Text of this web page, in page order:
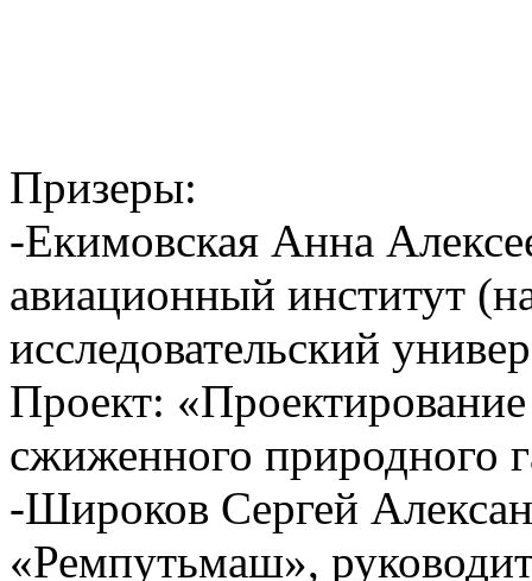
Призеры:
-Екимовская Анна
авиационный институт
исследовательский
Проект:
сжиженного природного
-Широков Сергей
«Ремпутьмаш»,